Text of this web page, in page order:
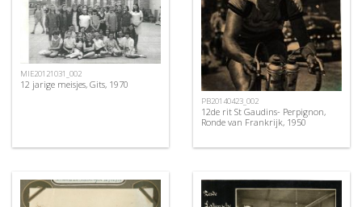
MIE20121031_002
12 jarige meisjes, Gits, 1970
PB20140423_002
12de rit St Gaudins- Perpignon,
Ronde van Frankrijk, 1950